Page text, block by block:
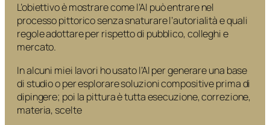
L’obiettivo è mostrarecomel’AI può entrare nel
processo pittorico senza snaturare l’autorialità equali
regoleadottare per rispetto di pubblico, colleghi e
mercato.
In alcuni miei lavori ho usato l’AI per generare una base
di studio o per esplorare soluzioni compositive prima di
dipingere; poi la pittura è tutta esecuzione, correzione,
materia, scelte